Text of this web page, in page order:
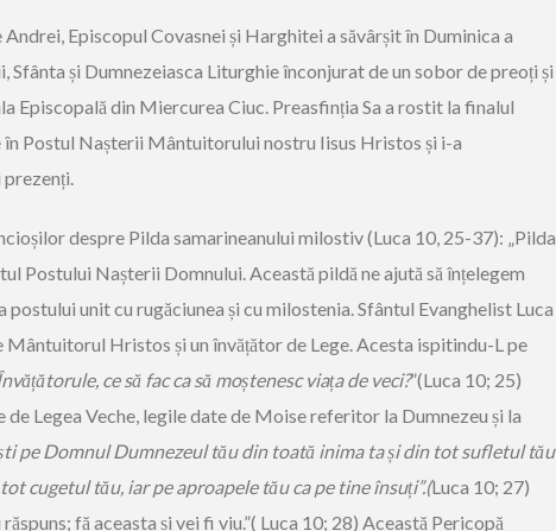
Episcopul Covasnei și Harghitei a săvârșit în Duminica a
Sfânta și Dumnezeiasca Liturghie înconjurat de un sobor de preoți și
Episcopală din Miercurea Ciuc. Preasfinția Sa a rostit la finalul
în Postul Nașterii Mântuitorului nostru Iisus Hristos și i-a
despre Pilda samarineanului milostiv (Luca 10, 25-37): „Pilda
Postului Nașterii Domnului. Această pildă ne ajută să înțelegem
postului unit cu rugăciunea și cu milostenia. Sfântul Evanghelist Luca
Hristos și un învățător de Lege. Acesta ispitindu-L pe
ce să fac ca să moștenesc viața de veci?”(Luca 10; 25)
Legea Veche, legile date de Moise referitor la Dumnezeu și la
pe Domnul Dumnezeul tău din toată inima ta și din tot sufletul tău
cugetul tău, iar pe aproapele tău ca pe tine însuți”.(Luca 10; 27)
fă aceasta și vei fi viu.”( Luca 10; 28) Această Pericopă